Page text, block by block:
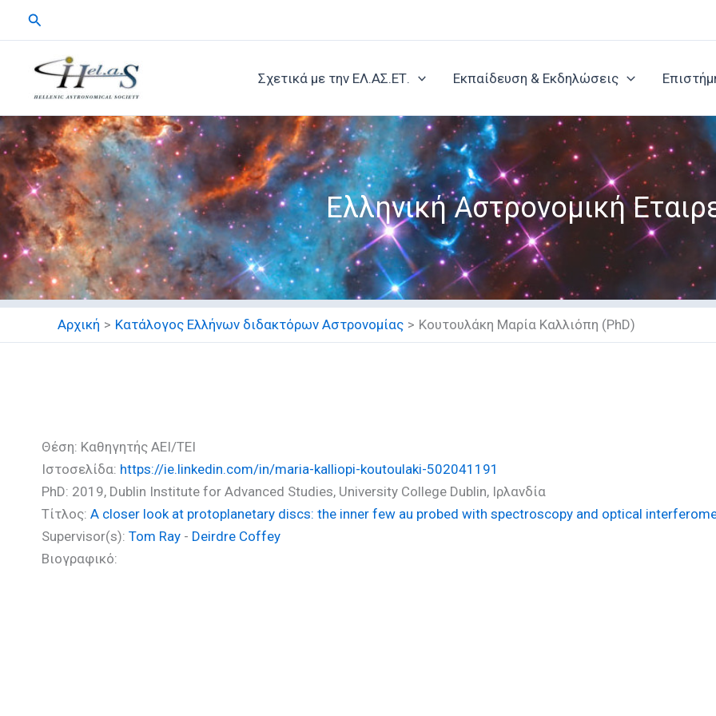
Μετάβαση
περιεχόμενο
Αναζήτηση
Σχετικά με την ΕΛ.ΑΣ.ΕΤ. Εκπαίδευση & Εκδηλώσεις
Ελληνική Αστρονομική
Αρχική Κατάλογος Ελλήνων διδακτόρων Αστρονομίας Κουτουλάκη Μαρία Καλλιόπη (PhD)
Θέση: Καθηγητής ΑΕΙ/ΤΕΙ
Ιστοσελίδα: https://ie.linkedin.com/in/maria-kalliopi-koutoulaki-502041191
PhD: 2019, Dublin Institute for Advanced Studies, University College Dublin, Ιρλανδία
Τίτλος: A closer look at protoplanetary discs: the inner few au probed with spectroscopy and optical
Supervisor(s): Tom Ray - Deirdre Coffey
Βιογραφικό: